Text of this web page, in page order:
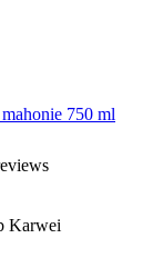
750 ml
Karwei